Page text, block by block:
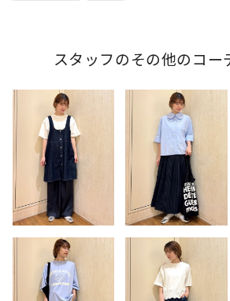
スタッフのその他のコー